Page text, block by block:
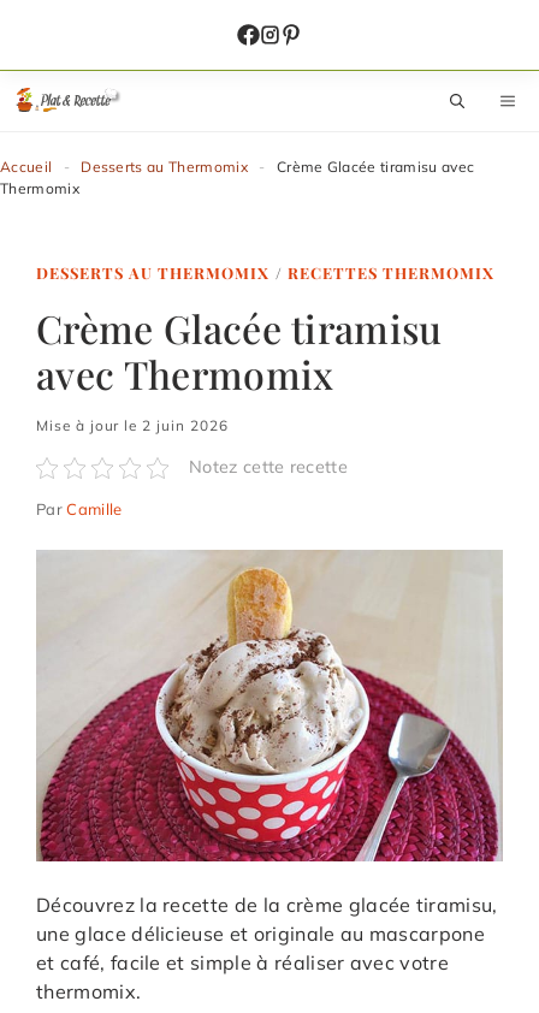
contenu
Accueil - Desserts au Thermomix -
Crème Glacée tiramisu avec
Thermomix
DESSERTS AU THERMOMIX / RECETTES THERMOMIX
Crème Glacée tiramisu
avec Thermomix
Mise à jour le 2 juin 2026
Notez cette recette
ParCamille
Découvrez la recette de la crème glacée tiramisu,
une glace délicieuse et originale au mascarpone
et café, facile et simple à réaliser avec votre
thermomix.